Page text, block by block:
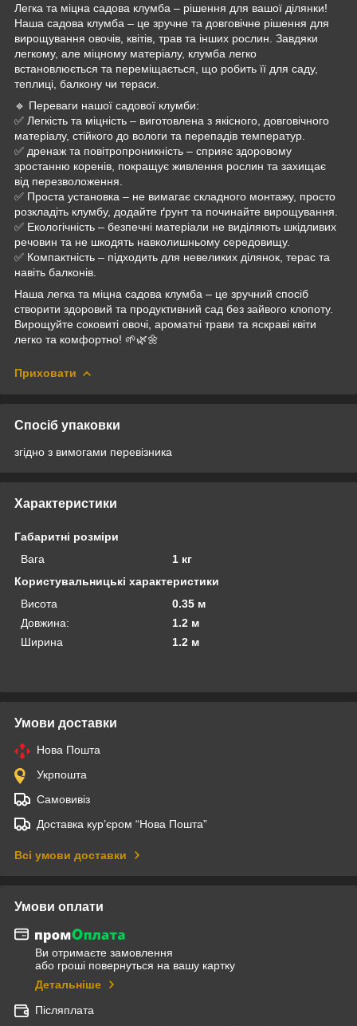
Легка та міцна садова клумба – рішення для вашої ділянки!
Наша садова клумба – це зручне та довговічне рішення для
вирощування овочів, квітів, трав та інших рослин. Завдяки
легкому, але міцному матеріалу, клумба легко
встановлюється та переміщається, що робить її для саду,
теплиці, балкону чи тераси.
🔹 Переваги нашої садової клумби:
✅ Легкість та міцність – виготовлена з якісного, довговічного
матеріалу, стійкого до вологи та перепадів температур.
✅ дренаж та повітропроникність – сприяє здоровому
зростанню коренів, покращує живлення рослин та захищає
від перезволоження.
✅ Проста установка – не вимагає складного монтажу, просто
розкладіть клумбу, додайте ґрунт та починайте вирощування.
✅ Екологічність – безпечні матеріали не виділяють шкідливих
речовин та не шкодять навколишньому середовищу.
✅ Компактність – підходить для невеликих ділянок, терас та
навіть балконів.
Наша легка та міцна садова клумба – це зручний спосіб
створити здоровий та продуктивний сад без зайвого клопоту.
Вирощуйте соковиті овочі, ароматні трави та яскраві квіти
легко та комфортно! 🌱🌿🌼
Приховати
Спосіб упаковки
згідно з вимогами перевізника
Характеристики
Габаритні розміри
Вага
1 кг
Користувальницькі характеристики
Висота
0.35 м
Довжина:
1.2 м
Ширина
1.2 м
Умови доставки
Нова Пошта
Укрпошта
Самовивіз
Доставка кур’єром “Нова Пошта”
Всі умови доставки
Умови оплати
Ви отримаєте замовлення
або гроші повернуться на вашу картку
Детальніше
Післяплата